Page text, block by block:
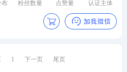
布 粉丝数量 点赞量 认证主体
1 下一页 尾页